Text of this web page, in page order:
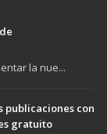
la nue...
publicaciones con
gratuito